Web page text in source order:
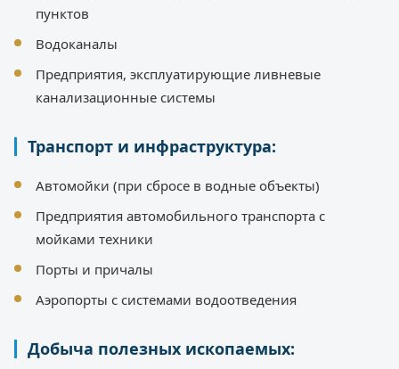
пунктов
Водоканалы
Предприятия, эксплуатирующие ливневые
канализационные системы
Транспорт и инфраструктура:
Автомойки (при сбросе в водные объекты)
Предприятия автомобильного транспорта с
мойками техники
Порты и причалы
Аэропорты с системами водоотведения
Добыча полезных ископаемых: